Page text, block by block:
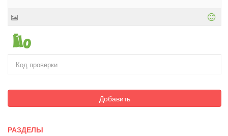
Добавить
РАЗДЕЛЫ